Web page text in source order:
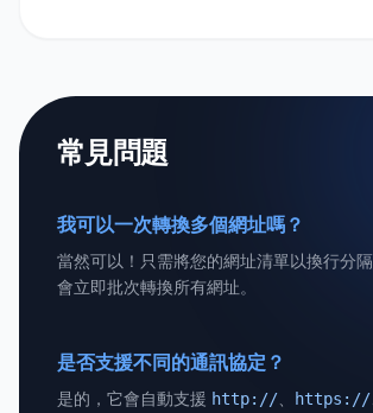
常見問題
我可以一次轉換多個網址嗎？
當然可以！只需將您的網址清單以換行分
會立即批次轉換所有網址。
是否支援不同的通訊協定？
是的，它會自動支援 http:// https://